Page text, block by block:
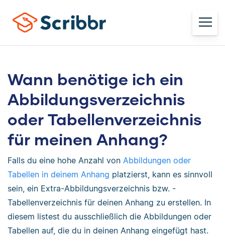
Wann benötige ich ein
Abbildungsverzeichnis
oder Tabellenverzeichnis
für meinen Anhang?
Falls du eine hohe Anzahl von Abbildungen oder
Tabellen in deinem Anhang platzierst, kann es sinnvoll
sein, ein Extra-Abbildungsverzeichnis bzw. -
Tabellenverzeichnis für deinen Anhang zu erstellen. In
diesem listest du ausschließlich die Abbildungen oder
Tabellen auf, die du in deinen Anhang eingefügt hast.